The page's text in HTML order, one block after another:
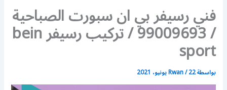
فني رسيفر بي ان سبورت الصباحية
/ 99009693 / تركيب رسيفر bein
sport
بواسطة Rwan/22 يونيو، 2021